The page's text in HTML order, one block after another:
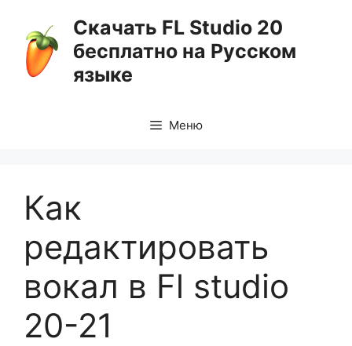
содержимому
Скачать FL Studio 20
бесплатно на Русском
языке
Меню
Как
редактировать
вокал в Fl studio
20-21